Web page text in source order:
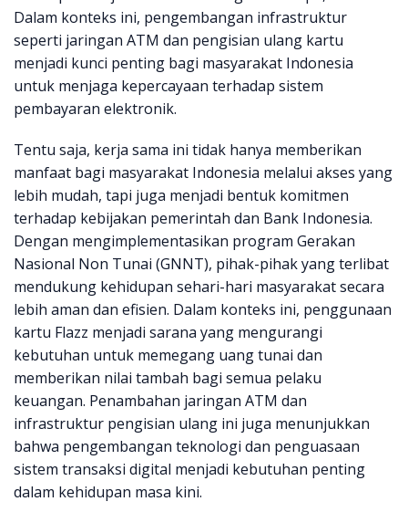
Dalam konteks ini, pengembangan infrastruktur
seperti jaringan ATM dan pengisian ulang kartu
menjadi kunci penting bagi masyarakat Indonesia
untuk menjaga kepercayaan terhadap sistem
pembayaran elektronik.
Tentu saja, kerja sama ini tidak hanya memberikan
manfaat bagi masyarakat Indonesia melalui akses yang
lebih mudah, tapi juga menjadi bentuk komitmen
terhadap kebijakan pemerintah dan Bank Indonesia.
Dengan mengimplementasikan program Gerakan
Nasional Non Tunai (GNNT), pihak-pihak yang terlibat
mendukung kehidupan sehari-hari masyarakat secara
lebih aman dan efisien. Dalam konteks ini, penggunaan
kartu Flazz menjadi sarana yang mengurangi
kebutuhan untuk memegang uang tunai dan
memberikan nilai tambah bagi semua pelaku
keuangan. Penambahan jaringan ATM dan
infrastruktur pengisian ulang ini juga menunjukkan
bahwa pengembangan teknologi dan penguasaan
sistem transaksi digital menjadi kebutuhan penting
dalam kehidupan masa kini.